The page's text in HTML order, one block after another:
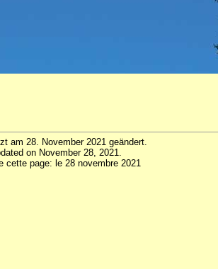
am 28. November 2021 geändert.
on November 28, 2021.
cette page: le 28 novembre 2021